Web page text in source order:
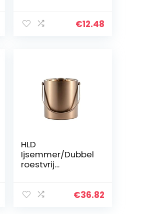
Kussenkussen€12.48
HLD
Ijsemmer/Dubbel
roestvrij
Rose Goud
€36.82